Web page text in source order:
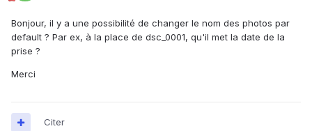
Bonjour, il y a une possibilité de changer le nom des photos par
default ? Par ex, à la place de dsc_0001, qu'il met la date de la
prise ?
Merci
Citer